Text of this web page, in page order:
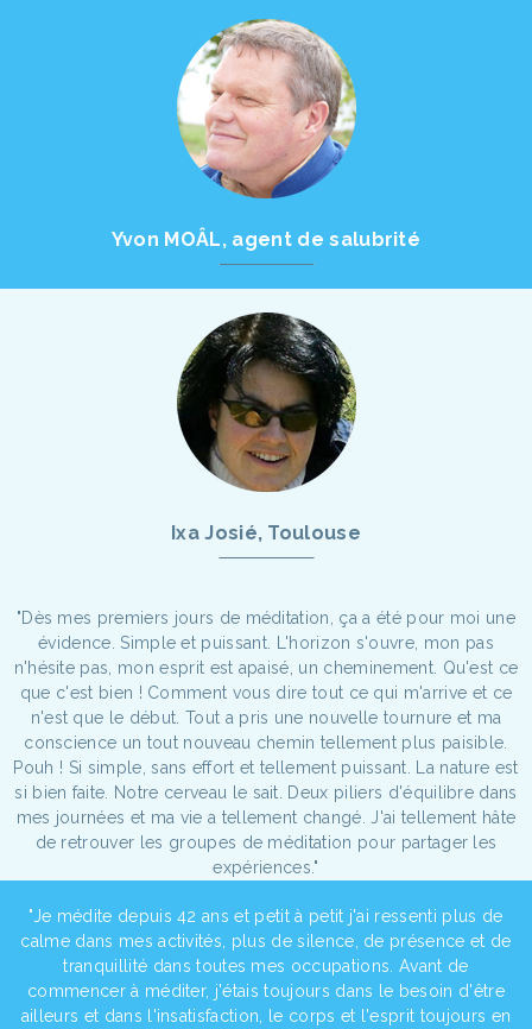
Yvon MOÂL, agent de salubrité
Ixa Josié, Toulouse
"Dès mes premiers jours de méditation, ça a été pour moi une
évidence. Simple et puissant. L'horizon s'ouvre, mon pas
n'hésite pas, mon esprit est apaisé, un cheminement. Qu'est ce
que c'est bien ! Comment vous dire tout ce qui m'arrive et ce
n'est que le début. Tout a pris une nouvelle tournure et ma
conscience un tout nouveau chemin tellement plus paisible.
Pouh ! Si simple, sans effort et tellement puissant. La nature est
si bien faite. Notre cerveau le sait. Deux piliers d'équilibre dans
mes journées et ma vie a tellement changé. J'ai tellement hâte
de retrouver les groupes de méditation pour partager les
expériences."
"Je médite depuis 42 ans et petit à petit j'ai ressenti plus de
calme dans mes activités, plus de silence, de présence et de
tranquillité dans toutes mes occupations. Avant de
commencer à méditer, j'étais toujours dans le besoin d'être
ailleurs et dans l'insatisfaction, le corps et l'esprit toujours en